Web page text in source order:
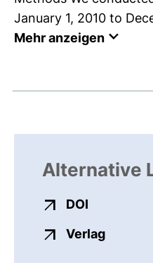
January 1, 2010 to
Mehr anzeigen
Alternative
DOI
Verlag